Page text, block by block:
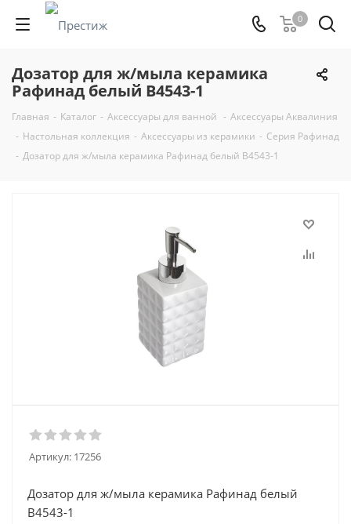
0
Дозатор для ж/мыла керамика
Рафинад белый B4543-1
Главная - Каталог - Аксессуары для ванной - Аксессуары Аквалиния
- Настольная коллекция - Аксессуары из керамики - Серия Рафинад
- Дозатор для ж/мыла керамика Рафинад белый B4543-1
Артикул: 17256
Дозатор для ж/мыла керамика Рафинад белый
B4543-1